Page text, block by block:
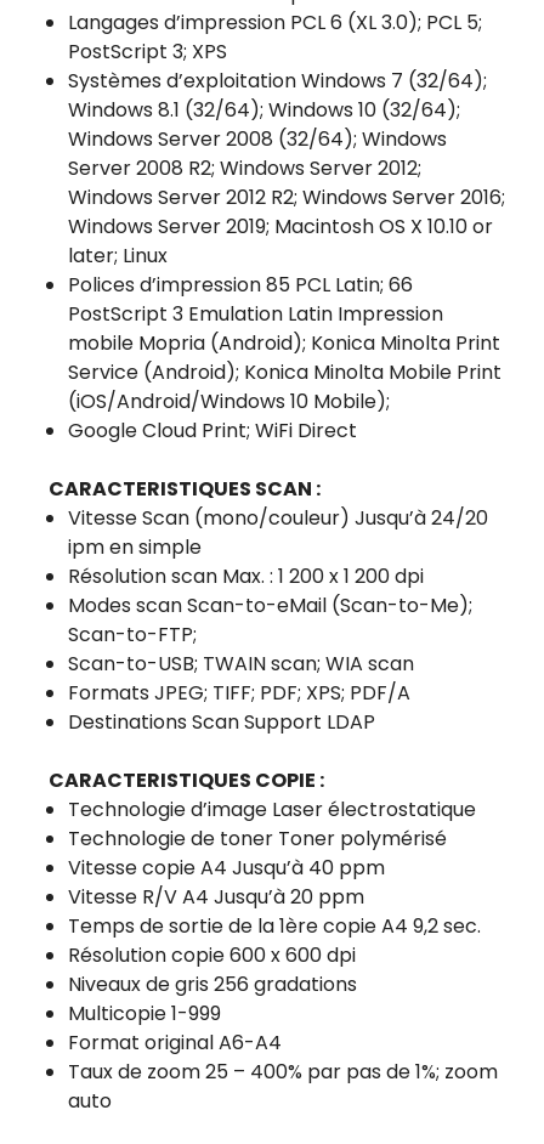
Langages d’impression PCL 6 (XL 3.0); PCL 5;
PostScript 3; XPS
Systèmes d’exploitation Windows 7 (32/64);
Windows 8.1 (32/64); Windows 10 (32/64);
Windows Server 2008 (32/64); Windows
Server 2008 R2; Windows Server 2012;
Windows Server 2012 R2; Windows Server 2016;
Windows Server 2019; Macintosh OS X 10.10 or
later; Linux
Polices d’impression 85 PCL Latin; 66
PostScript 3 Emulation Latin Impression
mobile Mopria (Android); Konica Minolta Print
Service (Android); Konica Minolta Mobile Print
(iOS/Android/Windows 10 Mobile);
Google Cloud Print; WiFi Direct
CARACTERISTIQUES SCAN :
Vitesse Scan (mono/couleur) Jusqu’à 24/20
ipm en simple
Résolution scan Max. : 1 200 x 1 200 dpi
Modes scan Scan-to-eMail (Scan-to-Me);
Scan-to-FTP;
Scan-to-USB; TWAIN scan; WIA scan
Formats JPEG; TIFF; PDF; XPS; PDF/A
Destinations Scan Support LDAP
CARACTERISTIQUES COPIE :
Technologie d’image Laser électrostatique
Technologie de toner Toner polymérisé
Vitesse copie A4 Jusqu’à 40 ppm
Vitesse R/V A4 Jusqu’à 20 ppm
Temps de sortie de la 1ère copie A4 9,2 sec.
Résolution copie 600 x 600 dpi
Niveaux de gris 256 gradations
Multicopie 1-999
Format original A6-A4
Taux de zoom 25 – 400% par pas de 1%; zoom
auto